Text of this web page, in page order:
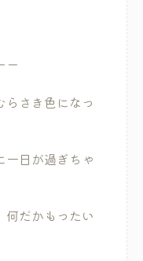
ー
らさき色になっ
一日が過ぎちゃ
何だかもったい